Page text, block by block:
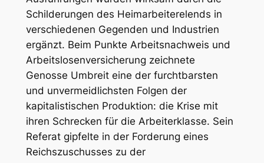
Schilderungen des Heimarbeiterelends in
verschiedenen Gegenden und Industrien
ergänzt. Beim Punkte Arbeitsnachweis und
Arbeitslosenversicherung zeichnete
Genosse Umbreiteine der furchtbarsten
und unvermeidlichsten Folgen der
kapitalistischen Produktion: die Krise mit
ihren Schrecken für die Arbeiterklasse. Sein
Referat gipfelte in der Forderung eines
Reichszuschusses zu der